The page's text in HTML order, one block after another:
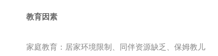
教育因素
家庭教育：居家环境限制、同伴资源缺乏、保姆教儿